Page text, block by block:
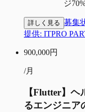
ジ
詳しく見る 募集
提供: ITPRO
900,000円
/月
【Flutter】
るエンジニア